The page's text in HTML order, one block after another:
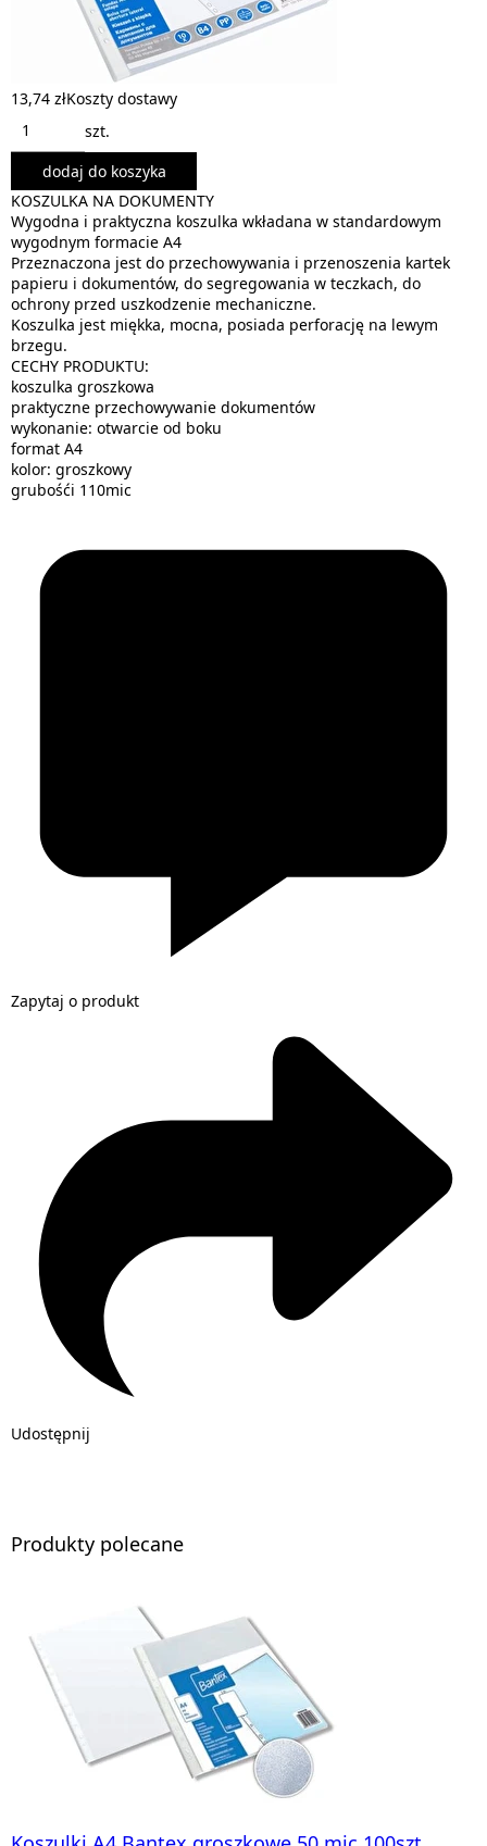
13,74 złKoszty dostawy
szt.
dodaj do koszyka
KOSZULKA NA DOKUMENTY
Wygodna i praktyczna koszulka wkładana w standardowym
wygodnym formacie A4
Przeznaczona jest do przechowywania i przenoszenia kartek
papieru i dokumentów, do segregowania w teczkach, do
ochrony przed uszkodzenie mechaniczne.
Koszulka jest miękka, mocna, posiada perforację na lewym
brzegu.
CECHY PRODUKTU:
koszulka groszkowa
praktyczne przechowywanie dokumentów
wykonanie: otwarcie od boku
format A4
kolor: groszkowy
grubośći 110mic
Zapytaj o produkt
Udostępnij
Produkty polecane